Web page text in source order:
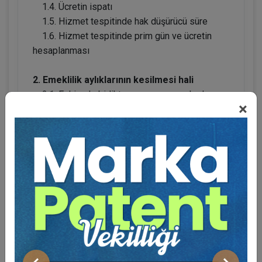
×
1.4. Ücretin ispatı
1.5. Hizmet tespitinde hak düşürücü süre
1.6. Hizmet tespitinde prim gün ve ücretin
hesaplanması
2. Emeklilik aylıklarının kesilmesi hali
2.1. Eski eşle birlikte yaşan yaşayan kadının
kaynaklı kesme işlemleri
2.3. Prim iptali nedeni ile kesme işlemleri
3. Rücu davaları
3.1. İpsd
3.2. Geçici iş göremezlik dönemi ödemeleri
3.3. Tedavi giderleri
4. Anonim Şirket Yönetim Kurulu üyeleri ve